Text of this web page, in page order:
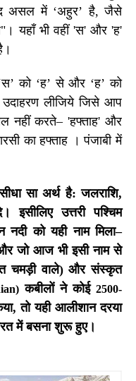
असल में ‘अहुर’है, जैसे
यहाँ भी वहीं 'स' और'ह'
को ‘ह’ से और ‘ह’ को
लीजिये जिसे आप
नहीं करते–'हफ्ताह'और
का हफ्ताह । पंजाबी में
सा अर्थ है: जलराशि,
इसीलिए उत्तरी पश्चिम
नदी को यही नाम मिला–
जो आज भी इसी नाम से
चमड़ी वाले) और संस्कृत
कबीलों ने कोई2500-
तो यही आलीशान दरया
में बसना शुरू हुए।